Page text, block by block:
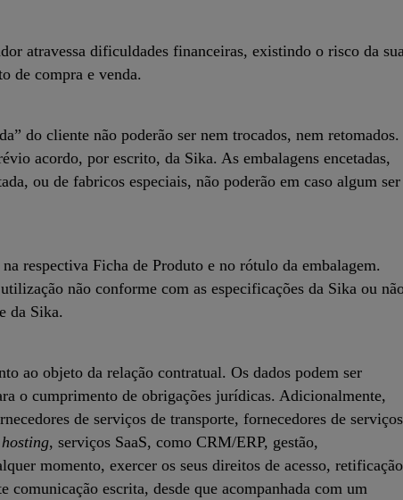
atravessa dificuldades financeiras, existindo o risco da
de compra e venda.
do cliente não poderão ser nem trocados, nem retomados.
acordo, por escrito, da Sika. As embalagens encetadas,
ou de fabricos especiais, não poderão em caso algum ser
respectiva Ficha de Produto e no rótulo da embalagem.
não conforme com as especificações da Sika ou
da Sika.
ao objeto da relação contratual. Os dados podem ser
o cumprimento de obrigações jurídicas. Adicionalmente,
de serviços de transporte, fornecedores de serviços
hosting, serviços SaaS, como CRM/ERP, gestão,
momento, exercer os seus direitos de acesso,
escrita, desde que acompanhada com um